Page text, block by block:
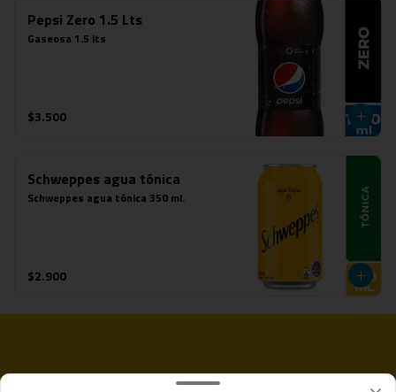
Pepsi Zero 1.5 Lts
Gaseosa 1.5 lts
$3.500
Schweppes agua tónica
Schweppes agua tónica 350 ml.
$2.900